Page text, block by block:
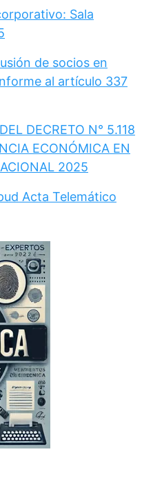
Sala
de socios en
al artículo 337
DECRETO N° 5.118
ECONÓMICA EN
2025
Acta Telemático